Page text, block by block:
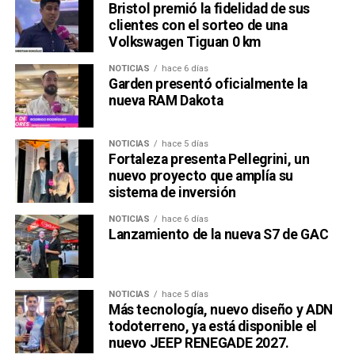
Bristol premió la fidelidad de sus
clientes con el sorteo de una
Volkswagen Tiguan 0 km
NOTICIAS hace 6 días
Garden presentó oficialmente la
nueva RAM Dakota
NOTICIAS hace 5 días
Fortaleza presenta Pellegrini, un
nuevo proyecto que amplía su
sistema de inversión
NOTICIAS hace 6 días
Lanzamiento de la nueva S7 de GAC
NOTICIAS hace 5 días
Más tecnología, nuevo diseño y ADN
todoterreno, ya está disponible el
nuevo JEEP RENEGADE 2027.